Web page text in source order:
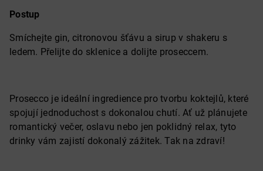
Postup
Smíchejte gin, citronovou šťávu a sirup v shakeru s
ledem. Přelijte do sklenice a dolijte proseccem.
Prosecco je ideální ingredience pro tvorbu koktejlů, které
spojují jednoduchost s dokonalou chutí. Ať už plánujete
romantický večer, oslavu nebo jen poklidný relax, tyto
drinky vám zajistí dokonalý zážitek. Tak na zdraví!